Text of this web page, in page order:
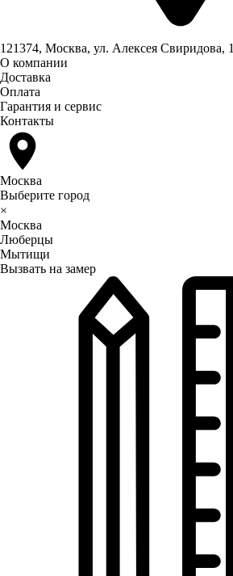
121374, Москва, ул. Алексея Свиридова, 1
О компании
Доставка
Оплата
Гарантия и сервис
Контакты
Москва
Выберите город
×
Москва
Люберцы
Мытищи
Вызвать на замер